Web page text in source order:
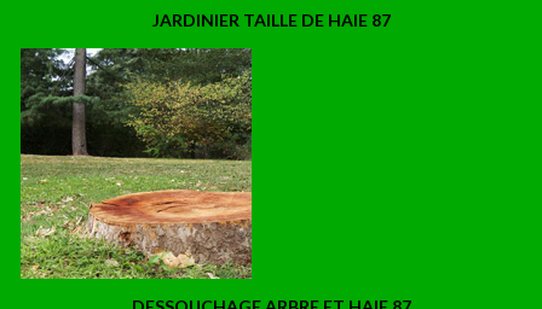
JARDINIER TAILLE DE HAIE 87